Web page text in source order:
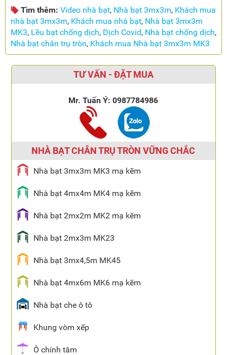
Tìm thêm: Video nhà bạt, Nhà bạt 3mx3m, Khách mua
nhà bạt 3mx3m, Khách mua nhà bạt, Nhà bạt 3mx3m
MK3, Lều bạt chống dịch, Dịch Covid, Nhà bạt chống dịch,
Nhà bạt chân trụ tròn, Khách mua Nhà bạt 3mx3m MK3
TƯ VẤN - ĐẶT MUA
Mr. Tuấn Ý:0987784986
NHÀ BẠT CHÂN TRỤ TRÒN VỮNG CHẮC
Nhà bạt 3mx3m MK3 mạ kẽm
Nhà bạt 4mx4m MK4 mạ kẽm
Nhà bạt 2mx2m MK2 mạ kẽm
Nhà bạt 2mx3m MK23
Nhà bạt 3mx4,5m MK45
Nhà bạt 4mx6m MK6 mạ kẽm
Nhà bạt che ô tô
Khung vòm xếp
Ô chính tâm